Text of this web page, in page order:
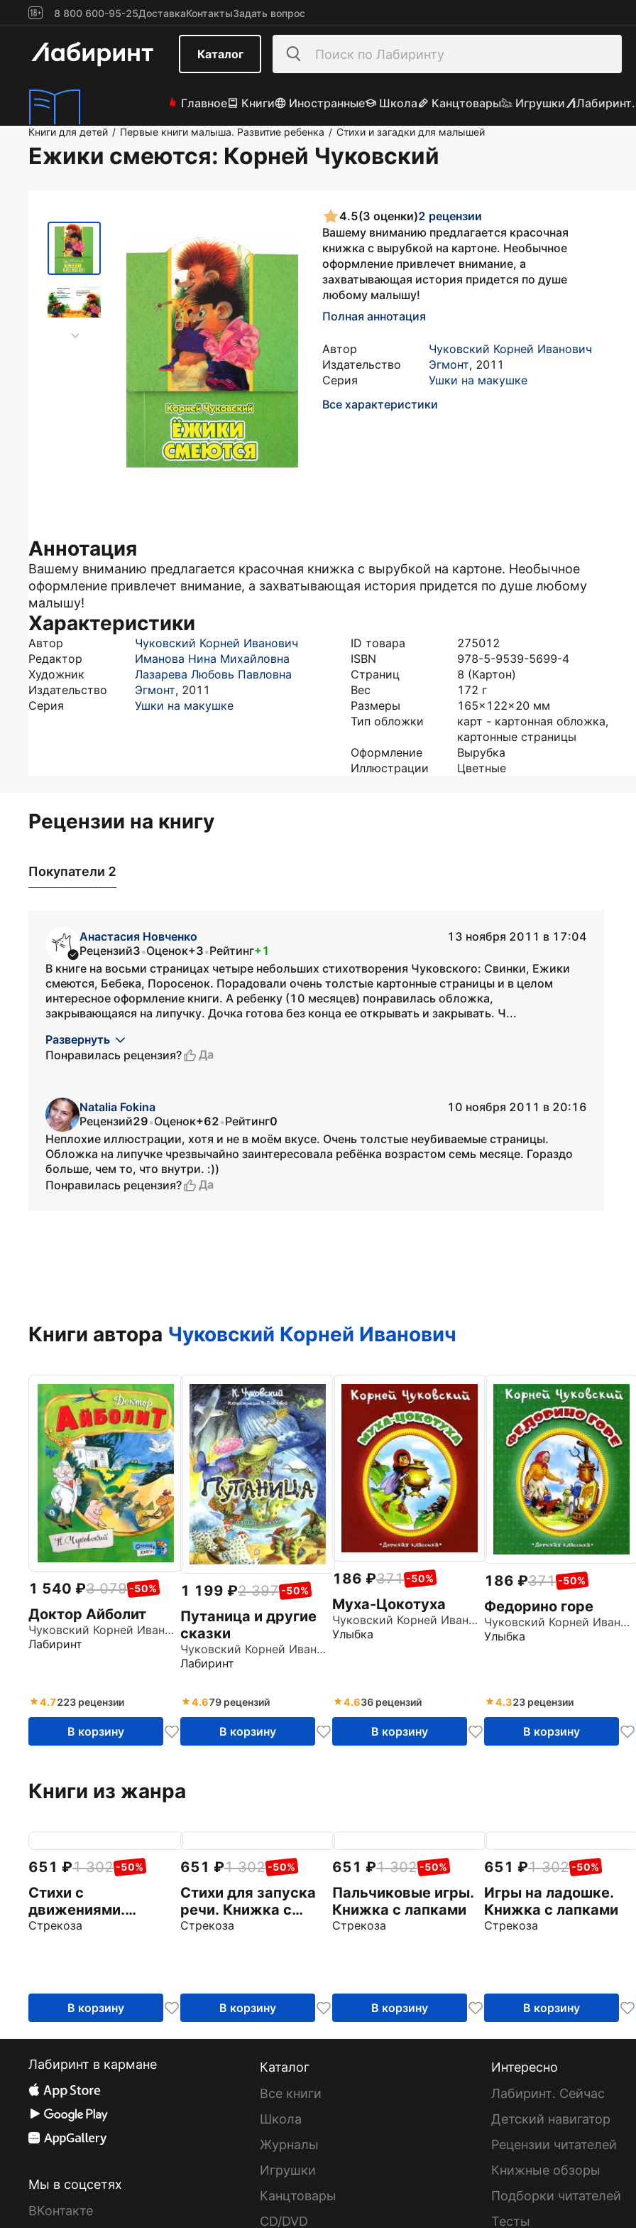
8 800 600-95-25ДоставкаКонтактыЗадать вопрос
Каталог
Главное Книги Иностранные Школа Канцтовары Игрушки
Книги для детей / Первые книги малыша. Развитие ребенка / Стихи и загадки для малышей
Ежики смеются: Корней Чуковский
4.5(3 оценки)2 рецензии
Вашему вниманию предлагается красочная
книжка с вырубкой на картоне. Необычное
оформление привлечет внимание, а
захватывающая история придется по душе
любому малышу!
Полная аннотация
Автор
Чуковский Корней Иванович
Издательство
Эгмонт, 2011
Серия
Ушки на макушке
Все характеристики
Аннотация
Вашему вниманию предлагается красочная книжка с вырубкой на картоне. Необычное
оформление привлечет внимание, а захватывающая история придется по душе любому
малышу!
Характеристики
Автор
Чуковский Корней Иванович
Редактор
Иманова Нина Михайловна
Художник
Лазарева Любовь Павловна
Издательство
Эгмонт, 2011
Серия
Ушки на макушке
ID товара
275012
ISBN
978-5-9539-5699-4
Страниц
8 (Картон)
Вес
172 г
Размеры
165x122x20 мм
Тип обложки
карт - картонная обложка,
картонные страницы
Оформление
Вырубка
Иллюстрации
Цветные
Рецензии на книгу
Покупатели 2
Анастасия Новченко
13 ноября 2011 в 17:04
Рецензий3•Оценок+3•Рейтинг+1
В книге на восьми страницах четыре небольших стихотворения Чуковского: Свинки, Ежики
смеются, Бебека, Поросенок. Порадовали очень толстые картонные страницы и в целом
интересное оформление книги. А ребенку (10 месяцев) понравилась обложка,
закрывающаяся на липучку. Дочка готова без конца ее открывать и закрывать. Ч...
Развернуть
Понравилась рецензия?
Да
Natalia Fokina
10 ноября 2011 в 20:16
Рецензий29•Оценок+62•Рейтинг0
Неплохие иллюстрации, хотя и не в моём вкусе. Очень толстые неубиваемые страницы.
Обложка на липучке чрезвычайно заинтересовала ребёнка возрастом семь месяце. Гораздо
больше, чем то, что внутри. :))
Понравилась рецензия?
Да
Книги автора Чуковский Корней Иванович
1 540 3 079 -50%
Доктор Айболит
Чуковский Корней Иванович
Лабиринт
4.7223 рецензии
В корзину
1 199 2 397 -50%
Путаница и другие
сказки
Чуковский Корней Иванович
Лабиринт
4.679 рецензий
В корзину
186 371 -50%
Муха-Цокотуха
Чуковский Корней Иванович
Улыбка
4.636 рецензий
В корзину
186 371 -50%
Федорино горе
Чуковский Корней Иванович
Улыбка
4.323 рецензии
В корзину
Книги из жанра
651 1 302 -50%
Стихи с
движениями.
Книжка с лапками
Стрекоза
В корзину
651 1 302 -50%
Стихи для запуска
речи. Книжка с
лапками
Стрекоза
В корзину
651 1 302 -50%
Пальчиковые игры.
Книжка с лапками
Стрекоза
В корзину
651 1 302 -50%
Игры на ладошке.
Книжка с лапками
Стрекоза
В корзину
Лабиринт в кармане
Мы в соцсетях
ВКонтакте
Каталог
Все книги
Школа
Журналы
Игрушки
Канцтовары
CD/DVD
Интересно
Лабиринт. Сейчас
Детский навигатор
Рецензии читателей
Книжные обзоры
Подборки читателей
Тесты